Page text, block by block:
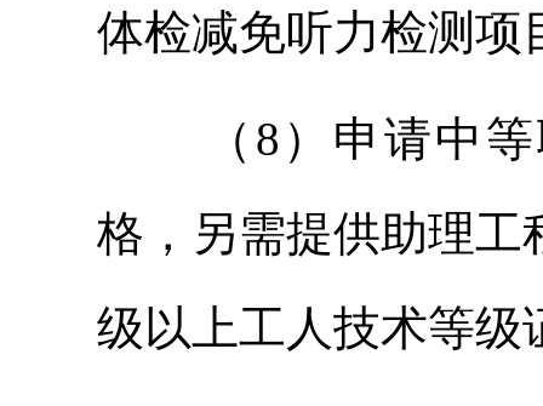
体检减免听力检测项
（8）申请中
格，另需提供助理工
级以上工人技术等级